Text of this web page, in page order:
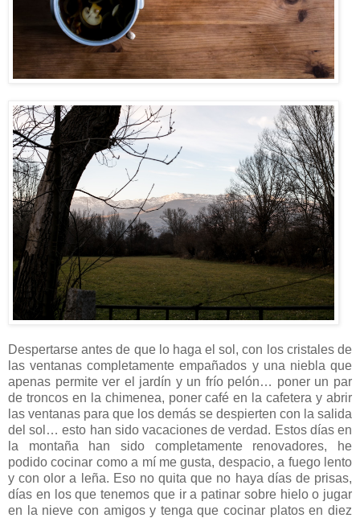
Despertarse antes de que lo haga el sol, con los cristales de
las ventanas completamente empañados y una niebla que
apenas permite ver el jardín y un frío pelón… poner un par
de troncos en la chimenea, poner café en la cafetera y abrir
las ventanas para que los demás se despierten con la salida
del sol… esto han sido vacaciones de verdad. Estos días en
la montaña han sido completamente renovadores, he
podido cocinar como a mí me gusta, despacio, a fuego lento
y con olor a leña. Eso no quita que no haya días de prisas,
días en los que tenemos que ir a patinar sobre hielo o jugar
en la nieve con amigos y tenga que cocinar platos en diez